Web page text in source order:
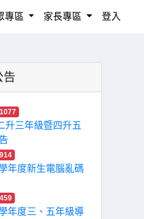
專區 家長專區 登入
告
1077
升三年級暨四升五
914
年度新生電腦亂碼
459
年度三、五年級導